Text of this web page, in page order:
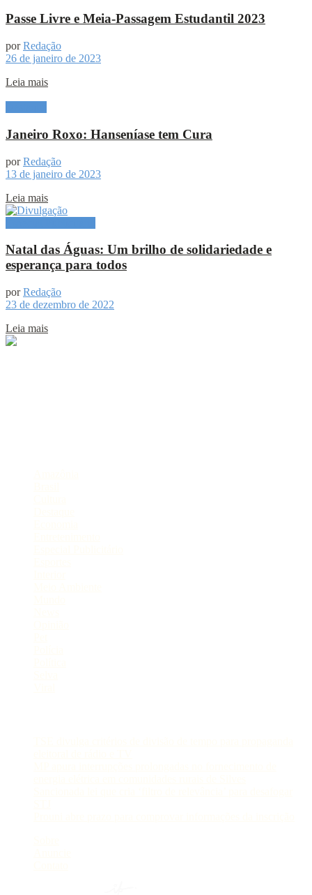
Passe Livre e Meia-Passagem Estudantil 2023
por Redação
26 de janeiro de 2023
Leia mais
Janeiro Roxo: Hanseníase tem Cura
por Redação
13 de janeiro de 2023
Leia mais
Natal das Águas: Um brilho de solidariedade e
esperança para todos
por Redação
23 de dezembro de 2022
Leia mais